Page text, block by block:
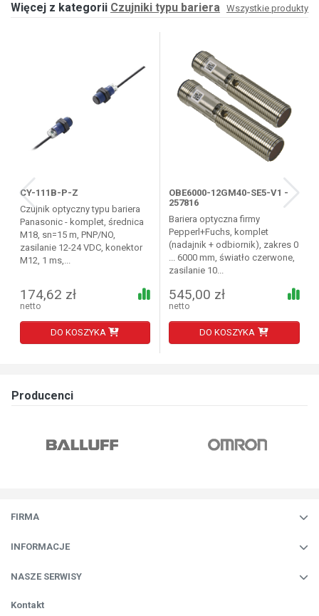
Więcej z kategorii Czujniki typu bariera Wszystkie produkty
CY-111B-P-Z
Czujnik optyczny typu bariera
Panasonic - komplet, średnica
M18, sn=15 m, PNP/NO,
zasilanie 12-24 VDC, konektor
M12, 1 ms,...
174,62 zł
netto
DO KOSZYKA
OBE6000-12GM40-SE5-V1 -
257816
Bariera optyczna firmy
Pepperl+Fuchs, komplet
(nadajnik + odbiornik), zakres 0
... 6000 mm, światło czerwone,
zasilanie 10...
545,00 zł
netto
DO KOSZYKA
Producenci
FIRMA
INFORMACJE
NASZE SERWISY
Kontakt